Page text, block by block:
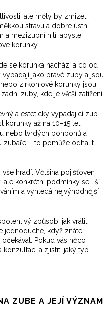
ale měly by zmizet
stravu a dobré ústní
a mezizubní nití, abyste
korunky.
se korunka nachází a co od
jako pravé zuby a jsou
zirkoniové korunky jsou
zuby, kde je větší zatížení.
a esteticky vypadající zub.
až na 10–15 let.
nebo tvrdých bonbonů a
zubaře – to pomůže odhalit
hradí. Většina pojišťoven
ale konkrétní podmínky se liší.
a vyhledá nejvýhodnější
způsob, jak vrátit
jednoduché, když znáte
Pokud vás něco
konzultaci a zjistit, jaký typ
ZUBE A JEJÍ VÝZNAM